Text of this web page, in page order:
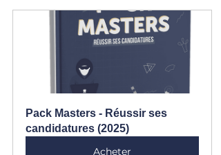
Pack Masters - Réussir ses
candidatures (2025)
Acheter